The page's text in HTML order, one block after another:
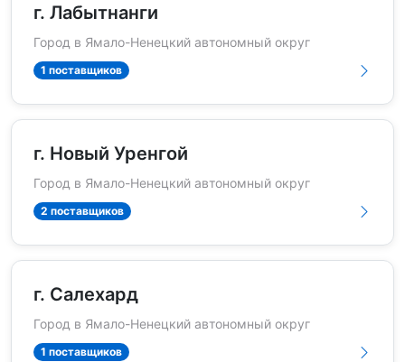
г. Лабытнанги
Город в Ямало-Ненецкий автономный округ
1 поставщиков
г. Новый Уренгой
Город в Ямало-Ненецкий автономный округ
2 поставщиков
г. Салехард
Город в Ямало-Ненецкий автономный округ
1 поставщиков